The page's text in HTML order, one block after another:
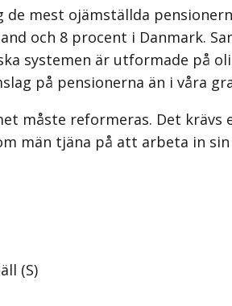
de mest ojämställda
och 8 procent i Danmark.
systemen är utformade på
på pensionerna än i våra
måste reformeras. Det
män tjäna på att arbeta in
(S)